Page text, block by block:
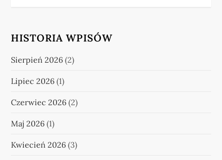
HISTORIA WPISÓW
Sierpień 2026 (2)
Lipiec 2026 (1)
Czerwiec 2026 (2)
Maj 2026 (1)
Kwiecień 2026 (3)